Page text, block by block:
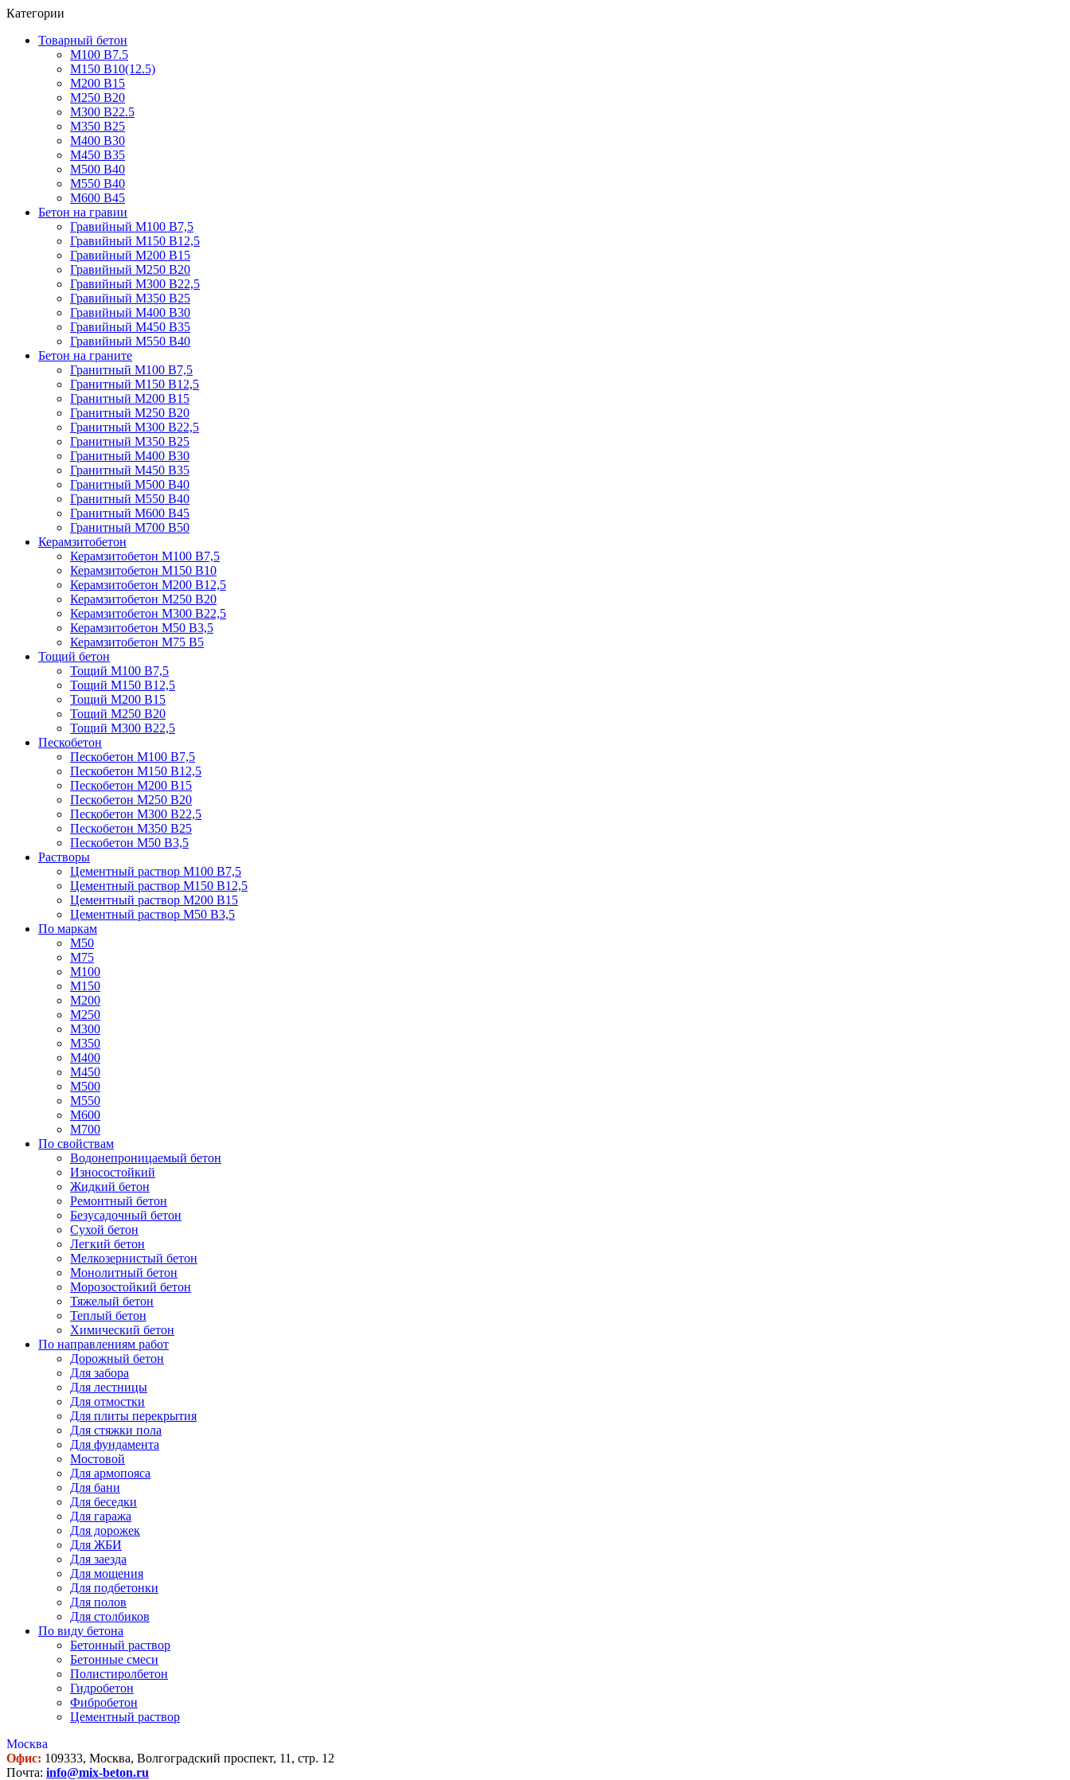
Категории
Товарный бетон
М100 В7.5
М150 В10(12.5)
М200 В15
М250 В20
М300 В22.5
М350 В25
М400 В30
М450 В35
М500 В40
М550 В40
М600 В45
Бетон на гравии
Гравийный М100 В7,5
Гравийный М150 В12,5
Гравийный М200 В15
Гравийный М250 В20
Гравийный М300 В22,5
Гравийный М350 В25
Гравийный М400 В30
Гравийный М450 В35
Гравийный М550 В40
Бетон на граните
Гранитный М100 В7,5
Гранитный М150 В12,5
Гранитный М200 В15
Гранитный М250 В20
Гранитный М300 В22,5
Гранитный М350 В25
Гранитный М400 В30
Гранитный М450 В35
Гранитный М500 В40
Гранитный М550 В40
Гранитный М600 В45
Гранитный М700 В50
Керамзитобетон
Керамзитобетон М100 В7,5
Керамзитобетон М150 В10
Керамзитобетон М200 В12,5
Керамзитобетон М250 В20
Керамзитобетон М300 В22,5
Керамзитобетон М50 В3,5
Керамзитобетон М75 В5
Тощий бетон
Тощий М100 В7,5
Тощий М150 В12,5
Тощий М200 В15
Тощий М250 В20
Тощий М300 В22,5
Пескобетон
Пескобетон М100 В7,5
Пескобетон М150 В12,5
Пескобетон М200 В15
Пескобетон М250 В20
Пескобетон М300 В22,5
Пескобетон М350 В25
Пескобетон М50 В3,5
Растворы
Цементный раствор М100 В7,5
Цементный раствор М150 В12,5
Цементный раствор М200 В15
Цементный раствор М50 В3,5
По маркам
М50
М75
М100
М150
М200
М250
М300
М350
М400
М450
М500
М550
М600
М700
По свойствам
Водонепроницаемый бетон
Износостойкий
Жидкий бетон
Ремонтный бетон
Безусадочный бетон
Сухой бетон
Легкий бетон
Мелкозернистый бетон
Монолитный бетон
Морозостойкий бетон
Тяжелый бетон
Теплый бетон
Химический бетон
По направлениям работ
Дорожный бетон
Для забора
Для лестницы
Для отмостки
Для плиты перекрытия
Для стяжки пола
Для фундамента
Мостовой
Для армопояса
Для бани
Для беседки
Для гаража
Для дорожек
Для ЖБИ
Для заезда
Для мощения
Для подбетонки
Для полов
Для столбиков
По виду бетона
Бетонный раствор
Бетонные смеси
Полистиролбетон
Гидробетон
Фибробетон
Цементный раствор
Москва
Офис: 109333, Москва, Волгоградский проспект, 11, стр. 12
Почта: info@mix-beton.ru